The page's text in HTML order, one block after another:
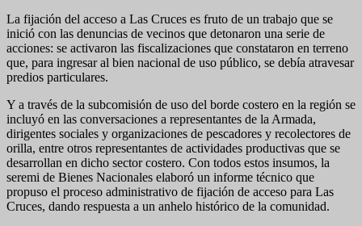
La fijación del acceso a Las Cruces es fruto de un trabajo que se
inició con las denuncias de vecinos que detonaron una serie de
acciones: se activaron las fiscalizaciones que constataron en terreno
que, para ingresar al bien nacional de uso público, se debía atravesar
predios particulares.
Y a través de la subcomisión de uso del borde costero en la región se
incluyó en las conversaciones a representantes de la Armada,
dirigentes sociales y organizaciones de pescadores y recolectores de
orilla, entre otros representantes de actividades productivas que se
desarrollan en dicho sector costero. Con todos estos insumos, la
seremi de Bienes Nacionales elaboró un informe técnico que
propuso el proceso administrativo de fijación de acceso para Las
Cruces, dando respuesta a un anhelo histórico de la comunidad.